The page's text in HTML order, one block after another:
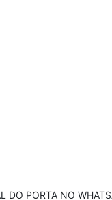
DO PORTA NO